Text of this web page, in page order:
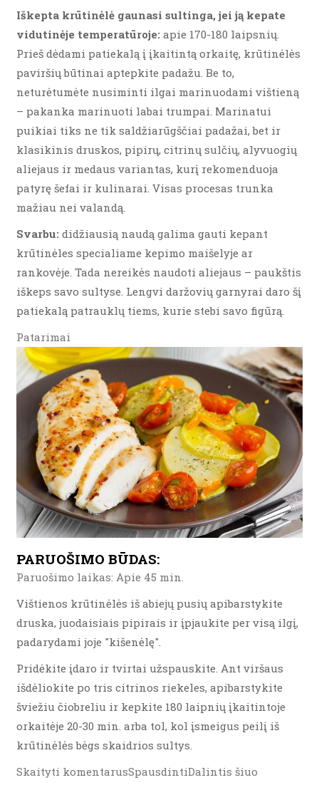
Iškepta krūtinėlė gaunasi sultinga, jei ją kepate
vidutinėje temperatūroje: apie 170-180 laipsnių.
Prieš dėdami patiekalą į įkaitintą orkaitę, krūtinėlės
paviršių būtinai aptepkite padažu. Be to,
neturėtumėte nusiminti ilgai marinuodami vištieną
– pakanka marinuoti labai trumpai. Marinatui
puikiai tiks ne tik saldžiarūgščiai padažai, bet ir
klasikinis druskos, pipirų, citrinų sulčių, alyvuogių
aliejaus ir medaus variantas, kurį rekomenduoja
patyrę šefai ir kulinarai. Visas procesas trunka
mažiau nei valandą.
Svarbu: didžiausią naudą galima gauti kepant
krūtinėles specialiame kepimo maišelyje ar
rankovėje. Tada nereikės naudoti aliejaus – paukštis
iškeps savo sultyse. Lengvi daržovių garnyrai daro šį
patiekalą patrauklų tiems, kurie stebi savo figūrą.
Patarimai
PARUOŠIMO BŪDAS:
Paruošimo laikas: Apie 45 min.
Vištienos krūtinėlės iš abiejų pusių apibarstykite
druska, juodaisiais pipirais ir įpjaukite per visą ilgį,
padarydami joje "kišenėlę".
Pridėkite įdaro ir tvirtai užspauskite. Ant viršaus
išdėliokite po tris citrinos riekeles, apibarstykite
šviežiu čiobreliu ir kepkite 180 laipnių įkaitintoje
orkaitėje 20-30 min. arba tol, kol įsmeigus peilį iš
krūtinėlės bėgs skaidrios sultys.
Skaityti komentarusSpausdintiDalintis šiuo